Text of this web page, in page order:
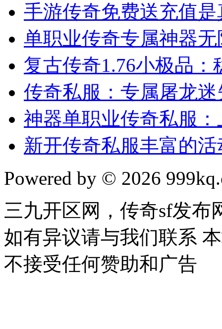
手游传奇免费送充值
单职业传奇专属神器
复古传奇1.76小极品：
传奇私服：专属屠龙
神器单职业传奇私服
新开传奇私服丰富的
Powered by © 2026
三九开区网，传奇sf发布
如有异议请与我们联系
不接受任何赞助和广告